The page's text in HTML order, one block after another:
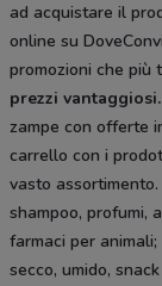
ad acquistare il
online su
promozioni che più
prezzi vantaggiosi.
zampe con offerte
carrello con i
vasto
shampoo, profumi,
farmaci per
secco, umido,